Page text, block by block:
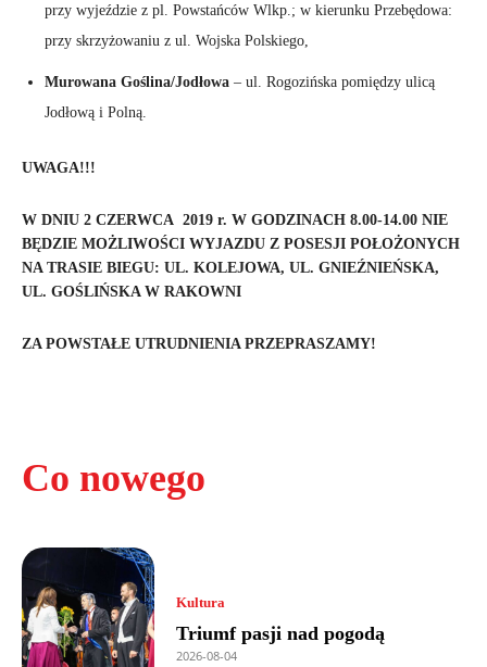
Co nowego
Kultura
Triumf pasji nad pogodą
2026-08-04
przy wyjeździe z pl. Powstańców Wlkp.; w kierunku Przebędowa:
przy skrzyżowaniu z ul. Wojska Polskiego,
Murowana Goślina/Jodłowa – ul. Rogozińska pomiędzy ulicą
Jodłową i Polną.
UWAGA!!!
W DNIU 2 CZERWCA 2019 r. W GODZINACH 8.00-14.00 NIE
BĘDZIE MOŻLIWOŚCI WYJAZDU Z POSESJI POŁOŻONYCH
NA TRASIE BIEGU: UL. KOLEJOWA, UL. GNIEŹNIEŃSKA,
UL. GOŚLIŃSKA W RAKOWNI
ZA POWSTAŁE UTRUDNIENIA PRZEPRASZAMY!